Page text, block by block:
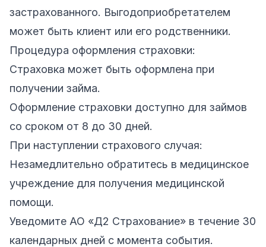
застрахованного. Выгодоприобретателем
может быть клиент или его родственники.
Процедура оформления страховки:
Страховка может быть оформлена при
получении займа.
Оформление страховки доступно для займов
со сроком от 8 до 30 дней.
При наступлении страхового случая:
Незамедлительно обратитесь в медицинское
учреждение для получения медицинской
помощи.
Уведомите АО «Д2 Страхование» в течение 30
календарных дней с момента события.